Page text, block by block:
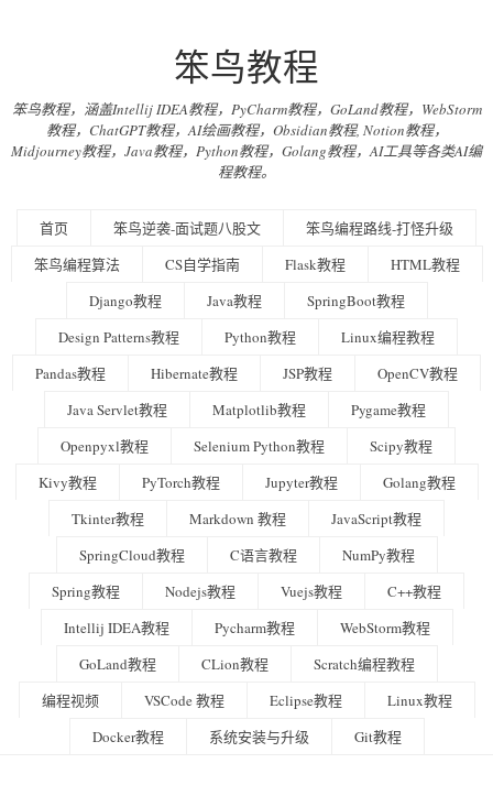
笨鸟教程
笨鸟教程，涵盖Intellij IDEA教程，PyCharm教程，GoLand教程，WebStorm
教程，ChatGPT教程，AI绘画教程，Obsidian教程, Notion教程，
Midjourney教程，Java教程，Python教程，Golang教程，AI工具等各类AI编
程教程。
首页 笨鸟逆袭-面试题八股文
笨鸟编程路线-打怪升级
笨鸟编程算法
CS自学指南 Flask教程
HTML教程
Django教程
Java教程
SpringBoot教程
Design Patterns教程
Python教程
Linux编程教程
Pandas教程
Hibernate教程 JSP教程
OpenCV教程
Java Servlet教程
Matplotlib教程
Pygame教程
Openpyxl教程
Selenium Python教程
Scipy教程
Kivy教程
PyTorch教程 Jupyter教程
Golang教程
Tkinter教程
Markdown 教程
JavaScript教程
SpringCloud教程
C语言教程
NumPy教程
Spring教程
Nodejs教程 Vuejs教程
C++教程
Intellij IDEA教程
Pycharm教程
WebStorm教程
GoLand教程
CLion教程
Scratch编程教程
编程视频
VSCode 教程 Eclipse教程
Linux教程
Docker教程
系统安装与升级 Git教程